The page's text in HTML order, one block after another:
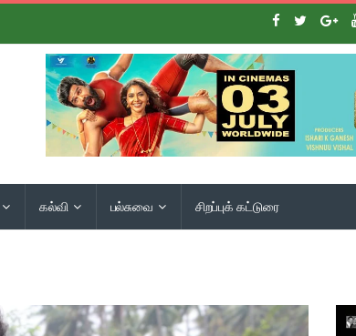
கல்வி பல்சுவை சிறப்புக் கட்டுரை